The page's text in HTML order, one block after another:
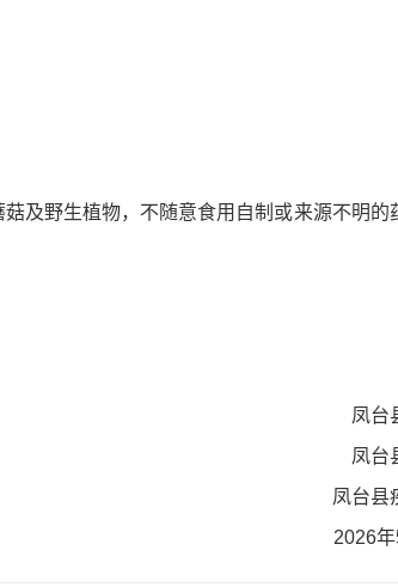
及野生植物，不随意食用自制或来源不明的
凤台
凤台
凤台县
2026